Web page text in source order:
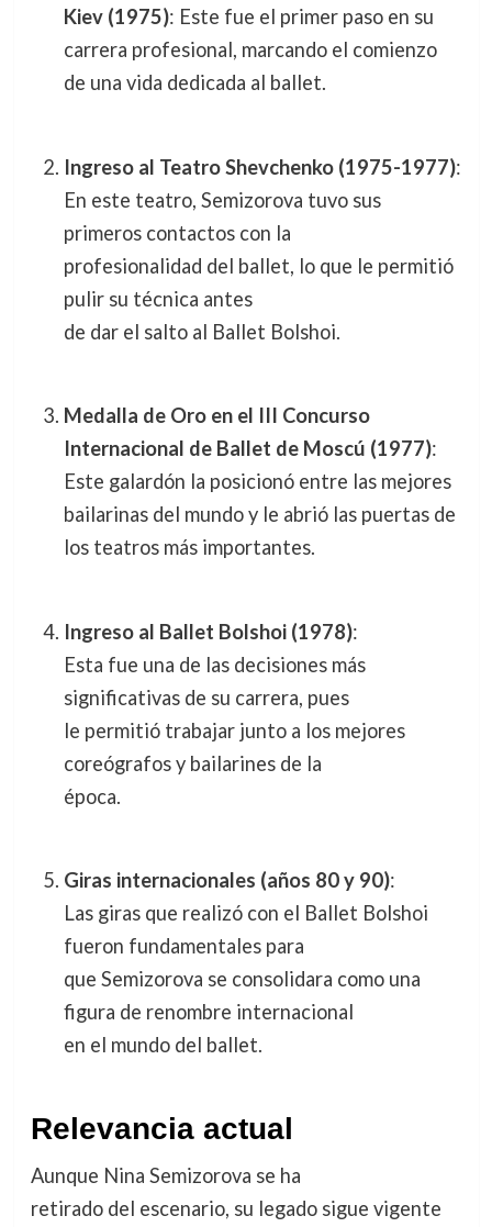
Kiev (1975): Este fue el primer paso en su
carrera profesional, marcando el comienzo
de una vida dedicada al ballet.
Ingreso al Teatro Shevchenko (1975-1977):
En este teatro, Semizorova tuvo sus
primeros contactos con la
profesionalidad del ballet, lo que le permitió
pulir su técnica antes
de dar el salto al Ballet Bolshoi.
Medalla de Oro en el III Concurso
Internacional de Ballet de Moscú (1977):
Este galardón la posicionó entre las mejores
bailarinas del mundo y le abrió las puertas de
los teatros más importantes.
Ingreso al Ballet Bolshoi (1978):
Esta fue una de las decisiones más
significativas de su carrera, pues
le permitió trabajar junto a los mejores
coreógrafos y bailarines de la
época.
Giras internacionales (años 80 y 90):
Las giras que realizó con el Ballet Bolshoi
fueron fundamentales para
que Semizorova se consolidara como una
figura de renombre internacional
en el mundo del ballet.
Relevancia actual
Aunque Nina Semizorova se ha
retirado del escenario, su legado sigue vigente